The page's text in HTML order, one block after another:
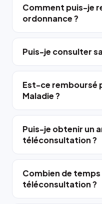
Comment puis-je
ordonnance ?
Puis-je consulter
Est-ce remboursé
Maladie ?
Puis-je obtenir un
téléconsultation ?
Combien de temps
téléconsultation ?